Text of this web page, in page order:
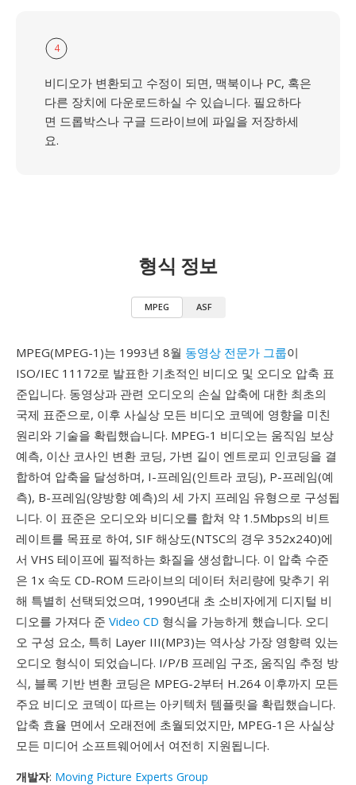
4
비디오가 변환되고 수정이 되면, 맥북이나 PC, 혹은
다른 장치에 다운로드하실 수 있습니다. 필요하다
면 드롭박스나 구글 드라이브에 파일을 저장하세
요.
형식 정보
MPEG ASF
MPEG(MPEG-1)는 1993년 8월 동영상 전문가 그룹이
ISO/IEC 11172로 발표한 기초적인 비디오 및 오디오 압축 표
준입니다. 동영상과 관련 오디오의 손실 압축에 대한 최초의
국제 표준으로, 이후 사실상 모든 비디오 코덱에 영향을 미친
원리와 기술을 확립했습니다. MPEG-1 비디오는 움직임 보상
예측, 이산 코사인 변환 코딩, 가변 길이 엔트로피 인코딩을 결
합하여 압축을 달성하며, I-프레임(인트라 코딩), P-프레임(예
측), B-프레임(양방향 예측)의 세 가지 프레임 유형으로 구성됩
니다. 이 표준은 오디오와 비디오를 합쳐 약 1.5Mbps의 비트
레이트를 목표로 하여, SIF 해상도(NTSC의 경우 352x240)에
서 VHS 테이프에 필적하는 화질을 생성합니다. 이 압축 수준
은 1x 속도 CD-ROM 드라이브의 데이터 처리량에 맞추기 위
해 특별히 선택되었으며, 1990년대 초 소비자에게 디지털 비
디오를 가져다 준 Video CD 형식을 가능하게 했습니다. 오디
오 구성 요소, 특히 Layer III(MP3)는 역사상 가장 영향력 있는
오디오 형식이 되었습니다. I/P/B 프레임 구조, 움직임 추정 방
식, 블록 기반 변환 코딩은 MPEG-2부터 H.264 이후까지 모든
주요 비디오 코덱이 따르는 아키텍처 템플릿을 확립했습니다.
압축 효율 면에서 오래전에 초월되었지만, MPEG-1은 사실상
모든 미디어 소프트웨어에서 여전히 지원됩니다.
개발자: Moving Picture Experts Group